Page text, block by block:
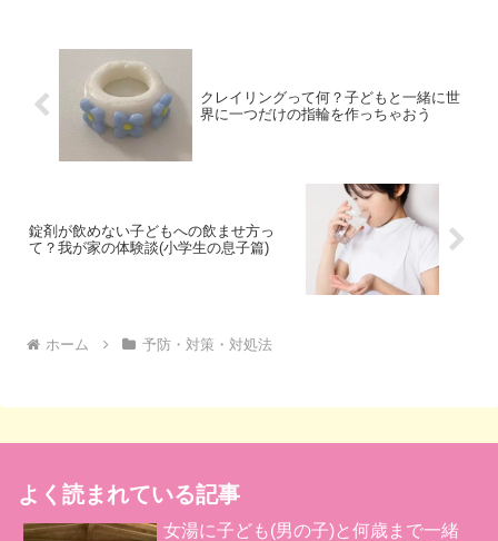
クレイリングって何？子どもと一緒に世
界に一つだけの指輪を作っちゃおう
錠剤が飲めない子どもへの飲ませ方っ
て？我が家の体験談(小学生の息子篇)
ホーム 予防・対策・対処法
よく読まれている記事
女湯に子ども(男の子)と何歳まで一緒